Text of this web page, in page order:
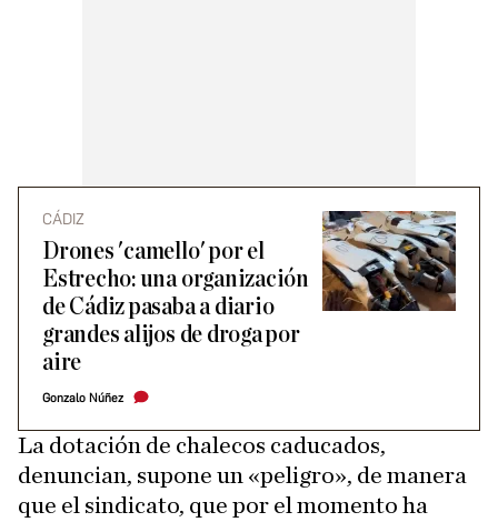
CÁDIZ
Drones 'camello' por el
Estrecho: una organización
de Cádiz pasaba a diario
grandes alijos de droga por
aire
Gonzalo Núñez
La dotación de chalecos caducados,
denuncian, supone un «peligro», de manera
que el sindicato, que por el momento ha